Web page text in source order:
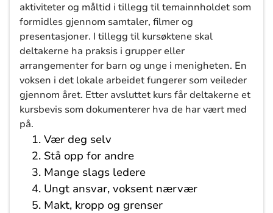
aktiviteter og måltid i tillegg til temainnholdet som
formidles gjennom samtaler, filmer og
presentasjoner. I tillegg til kursøktene skal
deltakerne ha praksis i grupper eller
arrangementer for barn og unge i menigheten. En
voksen i det lokale arbeidet fungerer som veileder
gjennom året. Etter avsluttet kurs får deltakerne et
kursbevis som dokumenterer hva de har vært med
på.
Vær deg selv
Stå opp for andre
Mange slags ledere
Ungt ansvar, voksent nærvær
Makt, kropp og grenser